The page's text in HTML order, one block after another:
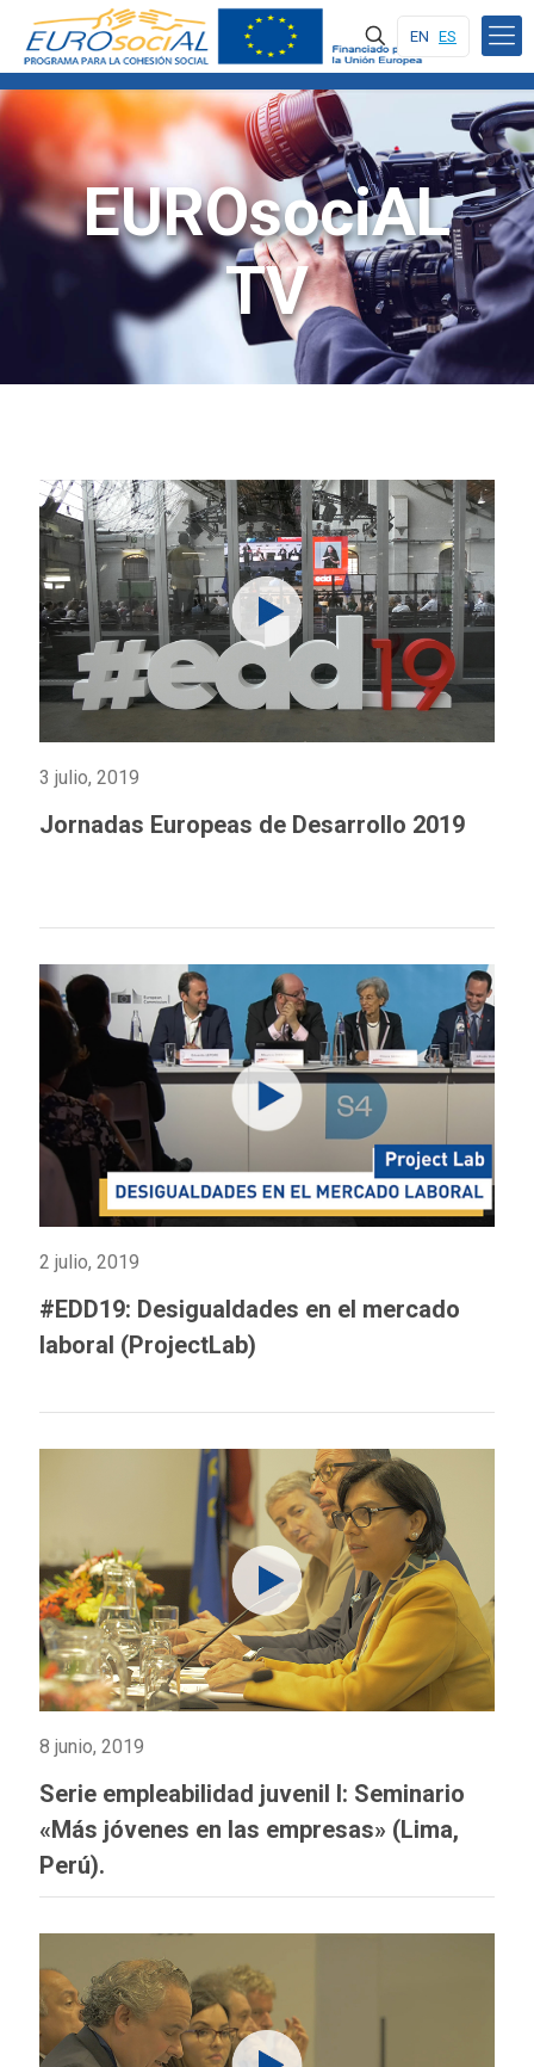
EN ES
EUROsociAL
TV
3 julio, 2019
Jornadas Europeas de Desarrollo 2019
2 julio, 2019
#EDD19: Desigualdades en el mercado
laboral (ProjectLab)
8 junio, 2019
Serie empleabilidad juvenil I: Seminario
«Más jóvenes en las empresas» (Lima,
Perú).